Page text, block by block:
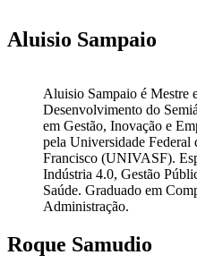
Aluisio Sampaio
Aluisio Sampaio é Mestre
Desenvolvimento do
em Gestão, Inovação e
pela Universidade Federal
Francisco (UNIVASF).
Indústria 4.0, Gestão
Saúde. Graduado em
Administração.
Roque Samudio